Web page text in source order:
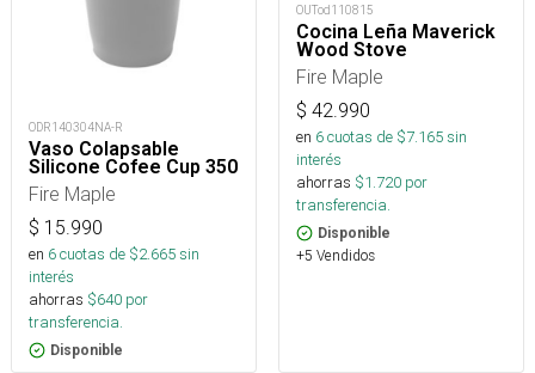
ODR140304NA-R
Vaso Colapsable
Silicone Cofee Cup 350
Fire Maple
$ 15.990
en 6cuotas de $2.665sin
interés
ahorras $640 por
transferencia.
Disponible
OUTod110815
Cocina Leña Maverick
Wood Stove
Fire Maple
$ 42.990
en 6cuotas de $7.165sin
interés
ahorras $1.720 por
transferencia.
Disponible
+5 Vendidos